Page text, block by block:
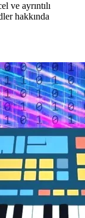
ve ayrıntılı
hakkında